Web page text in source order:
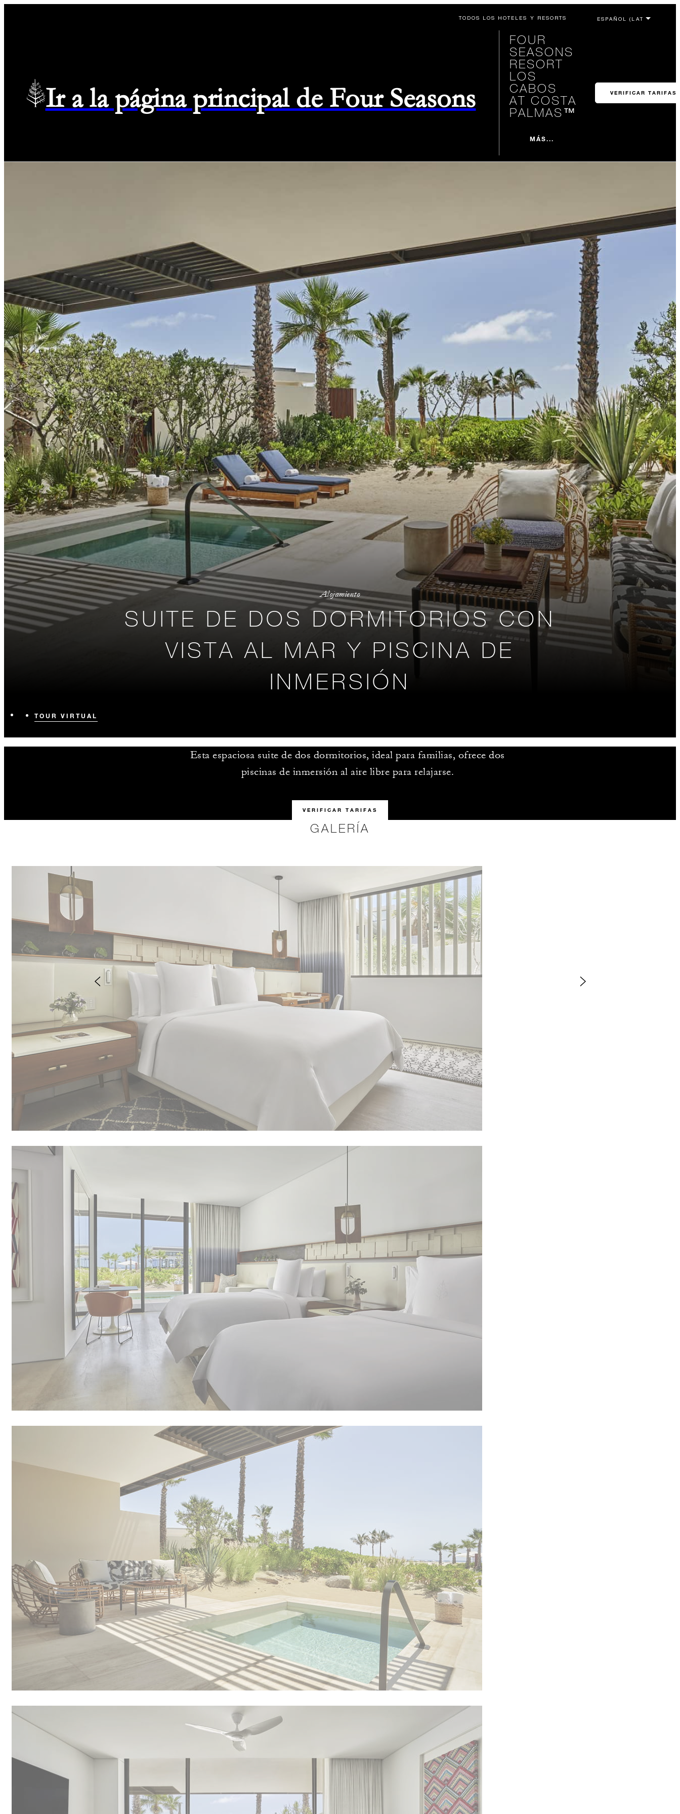
TODOS LOS HOTELES Y RESORTS
Ir a la página principal de Four Seasons
FOUR
SEASONS
RESORT
LOS
CABOS
AT COSTA
PALMAS™
MÁS...
VERIFICAR TARIFAS
Alojamiento
SUITE DE DOS DORMITORIOS CON
VISTA AL MAR Y PISCINA DE
INMERSIÓN
TOUR VIRTUAL
Esta espaciosa suite de dos dormitorios, ideal para familias, ofrece dos
piscinas de inmersión al aire libre para relajarse.
VERIFICAR TARIFAS
GALERÍA